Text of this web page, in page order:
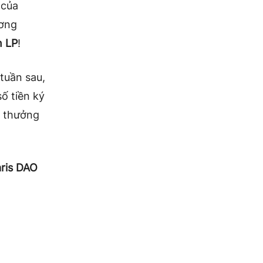
LP!
sau,
tiền ký
thưởng
DAO